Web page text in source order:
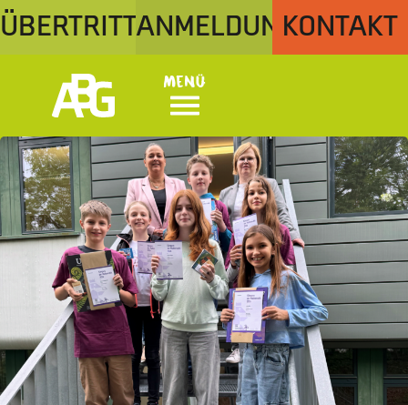
ÜBERTRITTANMELDUNGKONTAKT
Menü